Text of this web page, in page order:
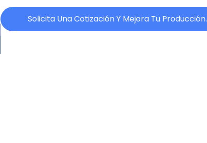
Solicita Una Cotización Y Mejora Tu Producción.